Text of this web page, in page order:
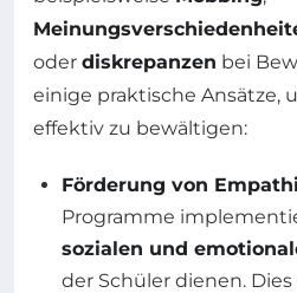
oder diskrepanzen bei
einige praktische Ansätze,
effektiv zu bewältigen:
Förderung von
Programme
sozialen und
der Schüler dienen.